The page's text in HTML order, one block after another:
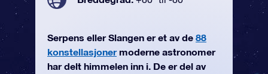
Serpens eller Slangen er et av de 88
konstellasjonermoderne astronomer
har delt himmelen inn i. De er del av